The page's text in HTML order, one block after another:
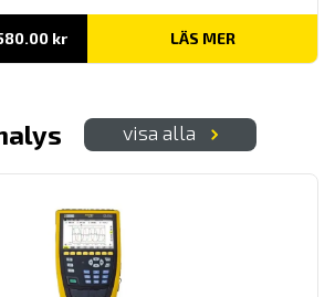
krPrisintervall:
till
LÄS MER
visa alla